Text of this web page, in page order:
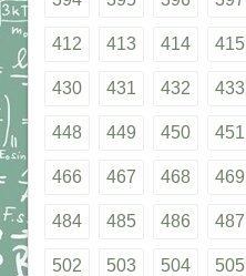
412 413 414 415
430 431 432 433
448 449 450 451
466 467 468 469
484 485 486 487
502 503 504 505